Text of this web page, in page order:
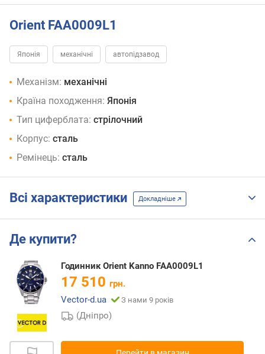
Orient FAA0009L1
Японія механічні автопідзавод
Механізм: механічні
Країна походження: Японія
Тип циферблата: стрілочний
Корпус: сталь
Ремінець: сталь
Всі характеристики Докладніше
Де купити?
Годинник Orient Kanno FAA0009L1
17 510 грн.
Vector-d.ua
З нами 9 років
(Дніпро)